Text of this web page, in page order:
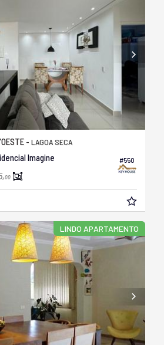
#550
- LAGOA SECA
Imagine
00
LINDO APARTAMENTO